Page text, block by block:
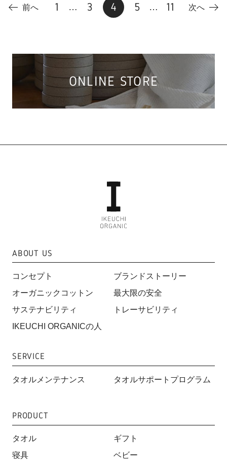
前へ 1 … 3 4 5 … 11 次へ
ONLINE STORE
ABOUT US
コンセプト
ブランドストーリー
オーガニックコットン
最大限の安全
サステナビリティ
トレーサビリティ
IKEUCHI ORGANICの人
SERVICE
タオルメンテナンス タオルサポートプログラム
PRODUCT
タオル
ギフト
寝具
ベビー